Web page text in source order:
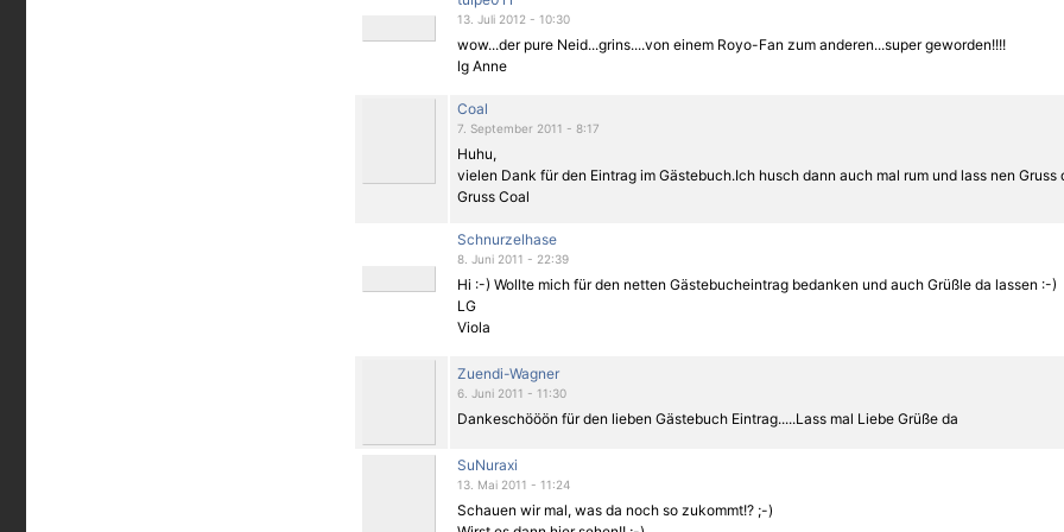
13. Juli 2012 - 10:30
wow...der pure Neid...grins....von einem Royo-Fan zum anderen...super geworden!!!!
lg Anne
Coal
7. September 2011 - 8:17
Huhu,
vielen Dank für den Eintrag im Gästebuch.Ich husch dann auch mal rum und lass nen Gruss
Gruss Coal
Schnurzelhase
8. Juni 2011 - 22:39
Hi :-) Wollte mich für den netten Gästebucheintrag bedanken und auch Grüßle da lassen :-)
LG
Viola
Zuendi-Wagner
6. Juni 2011 - 11:30
Dankeschööön für den lieben Gästebuch Eintrag.....Lass mal Liebe Grüße da
SuNuraxi
13. Mai 2011 - 11:24
Schauen wir mal, was da noch so zukommt!? ;-)